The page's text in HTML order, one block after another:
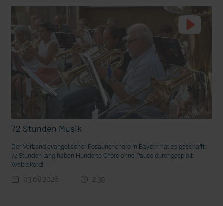
Vorhang auf für Kinderzirkus Giovanni
72 Stunden Musik
Der Verband evangelischer Posaunenchöre in Bayern hat es geschafft:
72 Stunden lang haben Hunderte Chöre ohne Pause durchgespielt:
Weltrekord!
03.08.2026 2:39